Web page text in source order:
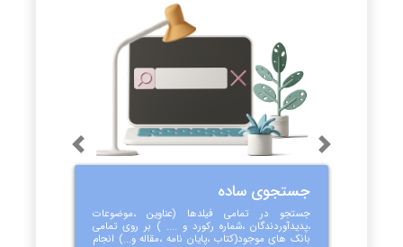
جستجوی ساده
جستجو در تمامی فیلدها (عناوین ،موضوعات
،پدیدآوردندگان ،شماره رکورد و .... ) بر روی تمامی
بانک های موجود(کتاب ،پایان نامه ،مقاله و...) انجام
Previous Next